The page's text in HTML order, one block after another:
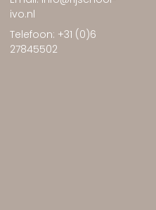
ivo.nl
Telefoon: +31 (0)6
27845502